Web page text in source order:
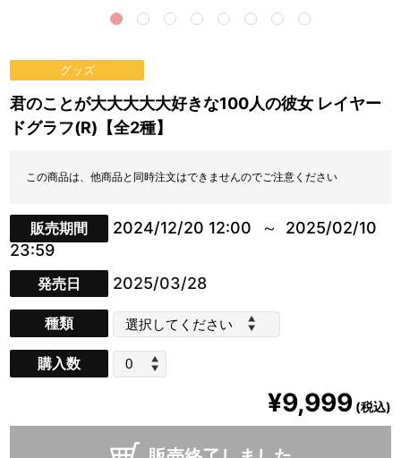
グッズ
君のことが大大大大大好きな100人の彼女 レイヤー
ドグラフ(R)【全2種】
この商品は、他商品と同時注文はできませんのでご注意ください
販売期間 2024/12/20 12:00
2025/02/10
23:59
発売日 2025/03/28
種類
購入数
¥9,999(税込)